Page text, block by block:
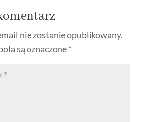
nie zostanie opublikowany.
są oznaczone*